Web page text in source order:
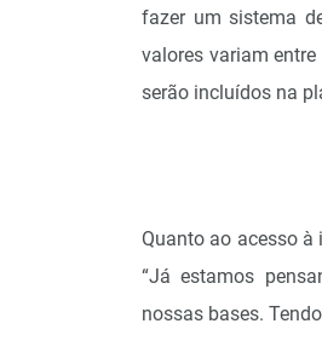
fazer um sistema
valores variam
serão incluídos na
Quanto ao acesso
“Já estamos
nossas bases.